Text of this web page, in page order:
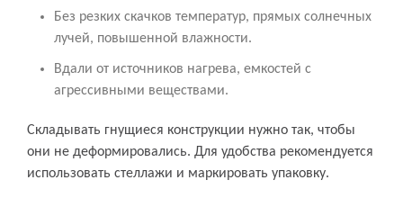
Без резких скачков температур, прямых солнечных
лучей, повышенной влажности.
Вдали от источников нагрева, емкостей с
агрессивными веществами.
Складывать гнущиеся конструкции нужно так, чтобы
они не деформировались. Для удобства рекомендуется
использовать стеллажи и маркировать упаковку.